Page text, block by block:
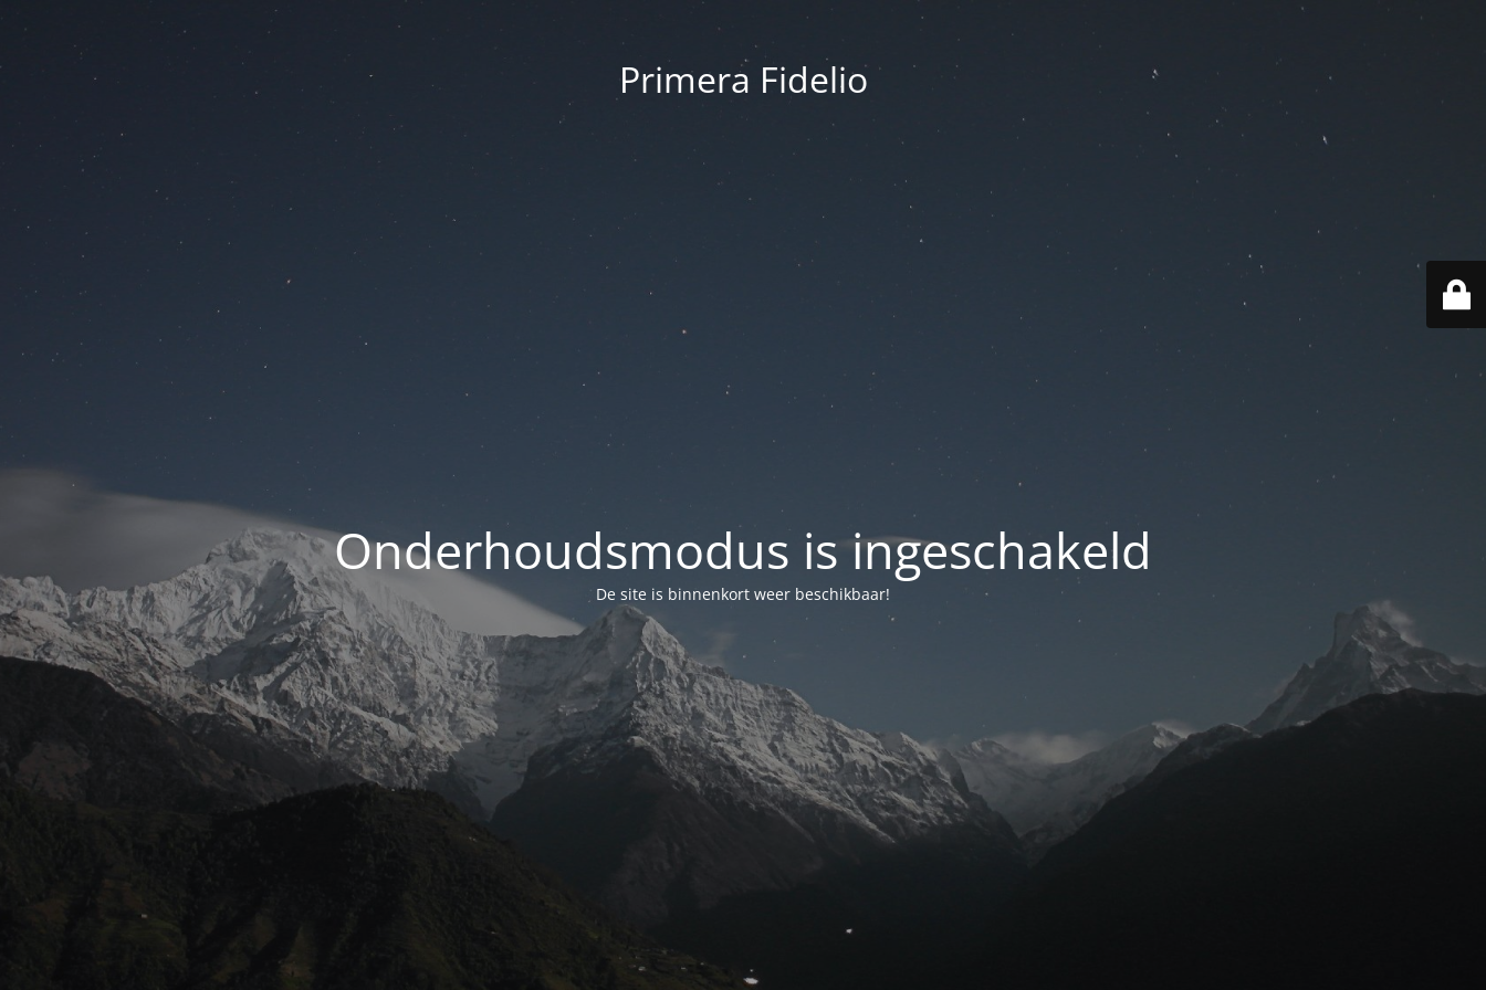
Primera Fidelio
Onderhoudsmodus is ingeschakeld
De site is binnenkort weer beschikbaar!